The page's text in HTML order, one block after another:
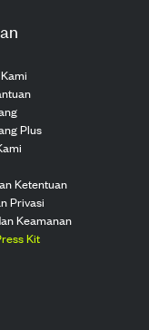
Plus
Ketentuan
Privasi
Keamanan
Kit